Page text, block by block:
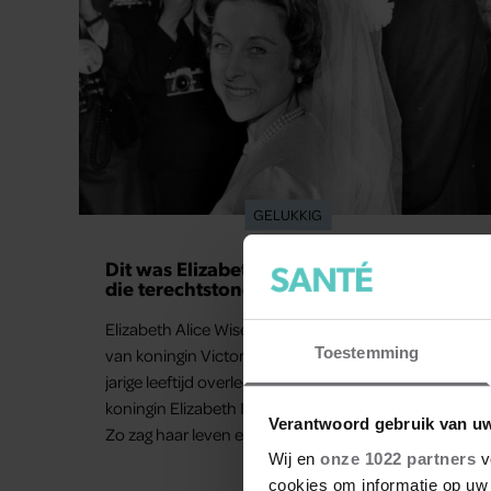
Toestemming
Verantwoord gebruik van
Wij en onze 1022 partners
cookies om informatie op
GELUKKIG
Dit was Elizabeth Alice Wise, de royal
die terechtstond voor de dood van haar
Elizabeth Alice Wise, de achter-achterkleindochter
van koningin Victoria is afgelopen week op 89-
jarige leeftijd overleden. Achter de verre nicht van
koningin Elizabeth II gaat een heftig verhaal schuil.
Zo zag haar leven eruit.